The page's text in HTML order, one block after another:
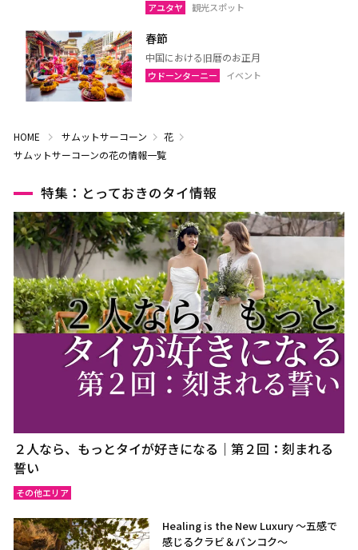
アユタヤ 観光スポット
春節
中国における旧暦のお正月
ウドーンターニー イベント
HOME サムットサーコーン
花
サムットサーコーンの花の情報一覧
特集：とっておきのタイ情報
２人なら、もっとタイが好きになる｜第２回：刻まれる
誓い
その他エリア
Healing is the New Luxury ～五感で
感じるクラビ＆バンコク～